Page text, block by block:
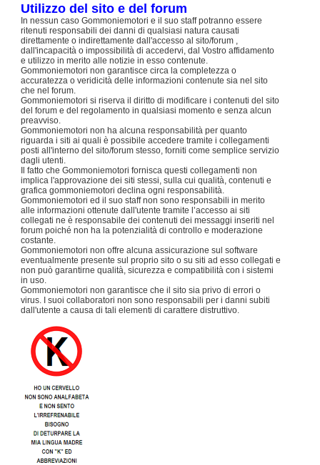
Utilizzo del sito e del forum
In nessun caso Gommoniemotori e il suo staff potranno essere
ritenuti responsabili dei danni di qualsiasi natura causati
direttamente o indirettamente dall'accesso al sito/forum ,
dall'incapacità o impossibilità di accedervi, dal Vostro affidamento
e utilizzo in merito alle notizie in esso contenute.
Gommoniemotori non garantisce circa la completezza o
accuratezza o veridicità delle informazioni contenute sia nel sito
che nel forum.
Gommoniemotori si riserva il diritto di modificare i contenuti del sito
del forum e del regolamento in qualsiasi momento e senza alcun
preavviso.
Gommoniemotori non ha alcuna responsabilità per quanto
riguarda i siti ai quali è possibile accedere tramite i collegamenti
posti all'interno del sito/forum stesso, forniti come semplice servizio
dagli utenti.
Il fatto che Gommoniemotori fornisca questi collegamenti non
implica l'approvazione dei siti stessi, sulla cui qualità, contenuti e
grafica gommoniemotori declina ogni responsabilità.
Gommoniemotori ed il suo staff non sono responsabili in merito
alle informazioni ottenute dall'utente tramite l’accesso ai siti
collegati ne è responsabile dei contenuti dei messaggi inseriti nel
forum poiché non ha la potenzialità di controllo e moderazione
costante.
Gommoniemotori non offre alcuna assicurazione sul software
eventualmente presente sul proprio sito o su siti ad esso collegati e
non può garantirne qualità, sicurezza e compatibilità con i sistemi
in uso.
Gommoniemotori non garantisce che il sito sia privo di errori o
virus. I suoi collaboratori non sono responsabili per i danni subiti
dall'utente a causa di tali elementi di carattere distruttivo.